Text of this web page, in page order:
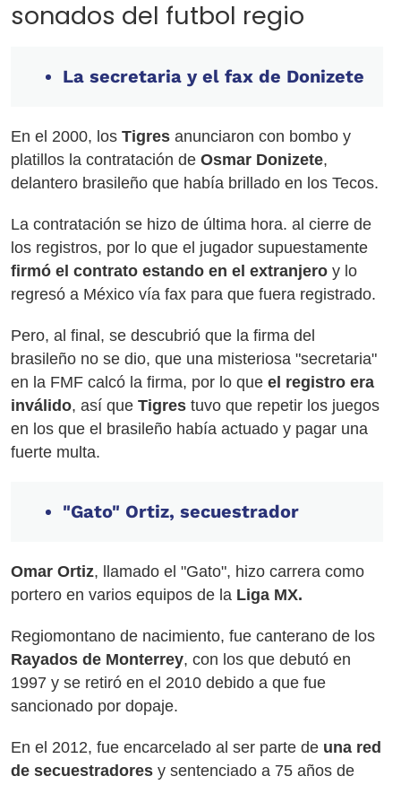
sonados del futbol regio
La secretaria y el fax de Donizete
En el 2000, los Tigres anunciaron con bombo y
platillos la contratación de Osmar Donizete,
delantero brasileño que había brillado en los Tecos.
La contratación se hizo de última hora. al cierre de
los registros, por lo que el jugador supuestamente
firmó el contrato estando en el extranjero y lo
regresó a México vía fax para que fuera registrado.
Pero, al final, se descubrió que la firma del
brasileño no se dio, que una misteriosa "secretaria"
en la FMF calcó la firma, por lo que el registro era
inválido, así que Tigres tuvo que repetir los juegos
en los que el brasileño había actuado y pagar una
fuerte multa.
"Gato" Ortiz, secuestrador
Omar Ortiz, llamado el "Gato", hizo carrera como
portero en varios equipos de la Liga MX.
Regiomontano de nacimiento, fue canterano de los
Rayados de Monterrey, con los que debutó en
1997 y se retiró en el 2010 debido a que fue
sancionado por dopaje.
En el 2012, fue encarcelado al ser parte de una red
de secuestradores y sentenciado a 75 años de